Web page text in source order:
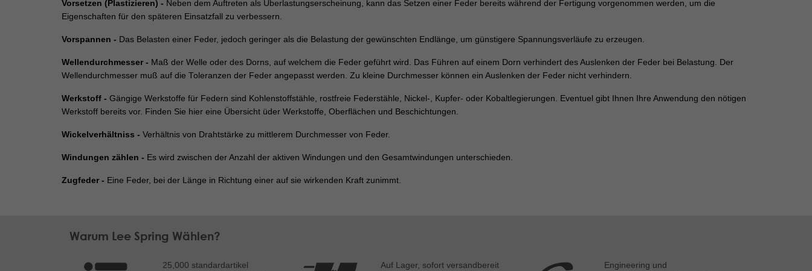
Vorsetzen (Plastizieren) - Neben dem Auftreten als Überlastungserscheinung, kann das Setzen einer Feder bereits während der Fertigung vorgenommen werden, um die
Eigenschaften für den späteren Einsatzfall zu verbessern.
Vorspannen - Das Belasten einer Feder, jedoch geringer als die Belastung der gewünschten Endlänge, um günstigere Spannungsverläufe zu erzeugen.
Wellendurchmesser - Maß der Welle oder des Dorns, auf welchem die Feder geführt wird. Das Führen auf einem Dorn verhindert des Auslenken der Feder bei Belastung. Der
Wellendurchmesser muß auf die Toleranzen der Feder angepasst werden. Zu kleine Durchmesser können ein Auslenken der Feder nicht verhindern.
Werkstoff - Gängige Werkstoffe für Federn sind Kohlenstoffstähle, rostfreie Federstähle, Nickel-, Kupfer- oder Kobaltlegierungen. Eventuel gibt Ihnen Ihre Anwendung den nötigen
Werkstoff bereits vor. Finden Sie hier eine Übersicht üder Werkstoffe, Oberflächen und Beschichtungen.
Wickelverhältniss - Verhältnis von Drahtstärke zu mittlerem Durchmesser von Feder.
Windungen zählen - Es wird zwischen der Anzahl der aktiven Windungen und den Gesamtwindungen unterschieden.
Zugfeder - Eine Feder, bei der Länge in Richtung einer auf sie wirkenden Kraft zunimmt.
Warum Lee Spring Wählen?
25,000 standardartikel
Auf Lager, sofort versandbereit
Engineering und